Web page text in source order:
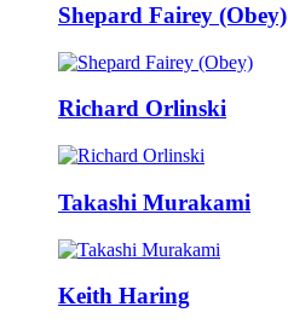
Shepard Fairey (Obey)
Richard Orlinski
Takashi Murakami
Keith Haring